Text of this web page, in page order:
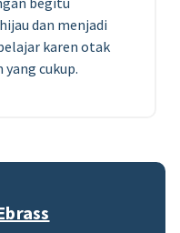
dan menjadi
karen otak
cukup.